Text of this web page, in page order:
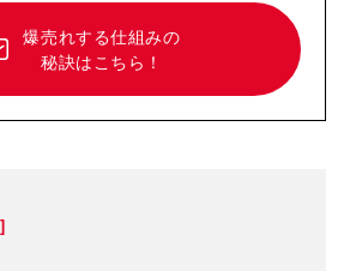
爆売れする仕組みの
秘訣はこちら！